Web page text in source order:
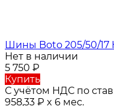
Шины Boto 205/50/17
Нет в наличии
5 750 ₽
Купить
С учётом НДС по
958,33 ₽ x 6 мес.